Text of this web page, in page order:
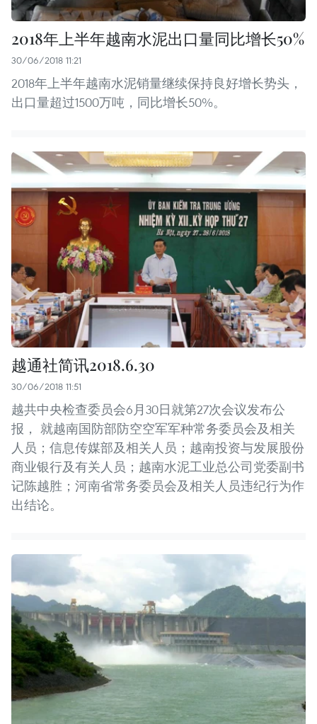
2018年上半年越南水泥出口量同比增长50%
30/06/2018 11:21
2018年上半年越南水泥销量继续保持良好增长势头，
出口量超过1500万吨，同比增长50%。
越通社简讯2018.6.30
30/06/2018 11:51
越共中央检查委员会6月30日就第27次会议发布公
报， 就越南国防部防空空军军种常务委员会及相关
人员；信息传媒部及相关人员；越南投资与发展股份
商业银行及有关人员；越南水泥工业总公司党委副书
记陈越胜；河南省常务委员会及相关人员违纪行为作
出结论。